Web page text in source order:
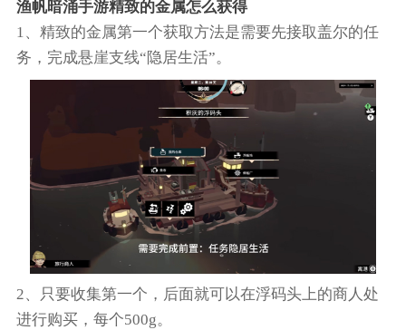
渔帆暗涌手游精致的金属怎么获得
1、精致的金属第一个获取方法是需要先接取盖尔的任
务，完成悬崖支线“隐居生活”。
2、只要收集第一个，后面就可以在浮码头上的商人处
进行购买，每个500g。